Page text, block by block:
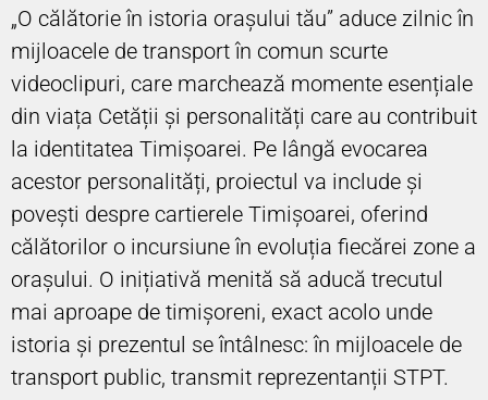
„O călătorie în istoria orașului tău” aduce zilnic în
mijloacele de transport în comun scurte
videoclipuri, care marchează momente esențiale
din viața Cetății și personalități care au contribuit
la identitatea Timișoarei. Pe lângă evocarea
acestor personalități, proiectul va include și
povești despre cartierele Timișoarei, oferind
călătorilor o incursiune în evoluția fiecărei zone a
orașului. O inițiativă menită să aducă trecutul
mai aproape de timișoreni, exact acolo unde
istoria și prezentul se întâlnesc: în mijloacele de
transport public, transmit reprezentanții STPT.